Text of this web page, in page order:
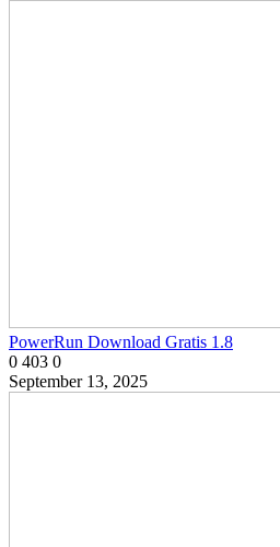
PowerRun Download Gratis 1.8
0 403 0
September 13, 2025